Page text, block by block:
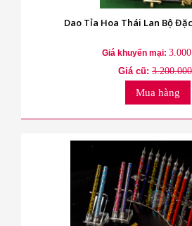
Dao Tỉa Hoa Thái Lan Bộ
Giá khuyến mại:
Giá cũ:
Mua hàng